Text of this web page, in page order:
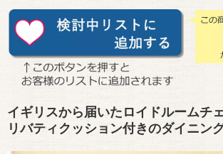
イギリスから届いたロイドルームチ
リバティクッション付きのダイニン